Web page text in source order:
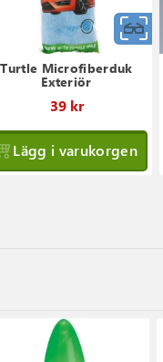
Turtle Microfiberduk
Exteriör
39 kr
Lägg i varukorgen